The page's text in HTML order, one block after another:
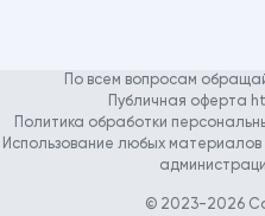
По всем вопросам
Публичная
Политика обработки
Использование любых
© 2023-2026